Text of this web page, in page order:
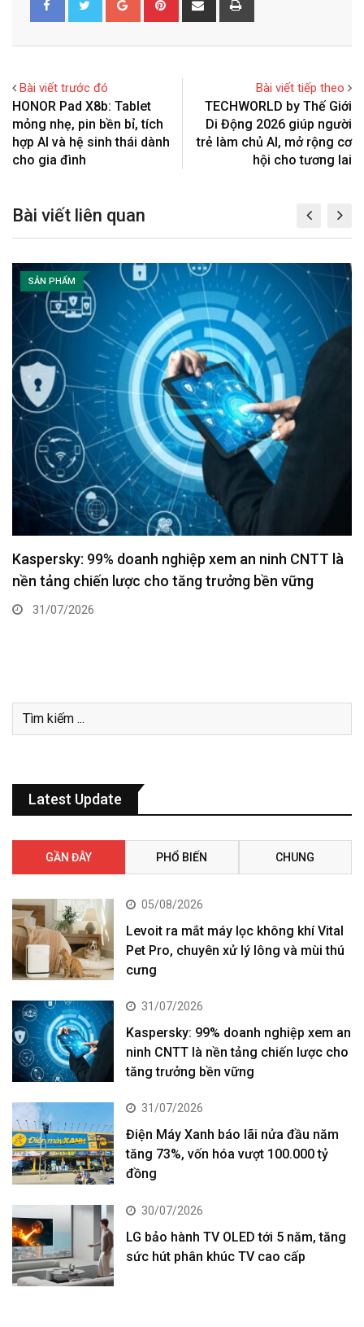
o
+
i
e
h
i
a
r
Bài viết trước đó
HONOR Pad X8b: Tablet
mỏng nhẹ, pin bền bỉ, tích
hợp AI và hệ sinh thái dành
cho gia đình
Bài viết tiếp theo
TECHWORLD by Thế Giới
Di Động 2026 giúp người
trẻ làm chủ AI, mở rộng cơ
hội cho tương lai
Bài viết liên quan
SẢN PHẨM
Kaspersky: 99% doanh nghiệp xem an ninh CNTT là
nền tảng chiến lược cho tăng trưởng bền vững
31/07/2026
Latest Update
GẦN ĐÂY PHỔ BIẾN CHUNG
05/08/2026
Levoit ra mắt máy lọc không khí Vital
Pet Pro, chuyên xử lý lông và mùi thú
cưng
31/07/2026
Kaspersky: 99% doanh nghiệp xem an
ninh CNTT là nền tảng chiến lược cho
tăng trưởng bền vững
31/07/2026
Điện Máy Xanh báo lãi nửa đầu năm
tăng 73%, vốn hóa vượt 100.000 tỷ
đồng
30/07/2026
LG bảo hành TV OLED tới 5 năm, tăng
sức hút phân khúc TV cao cấp